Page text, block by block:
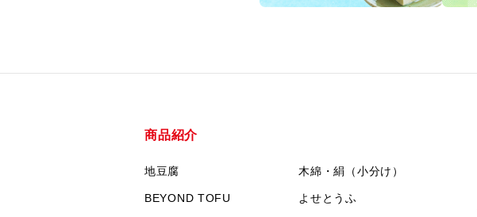
商品紹介
地豆腐
BEYOND TOFU
木綿・絹（小分け）
よせとうふ